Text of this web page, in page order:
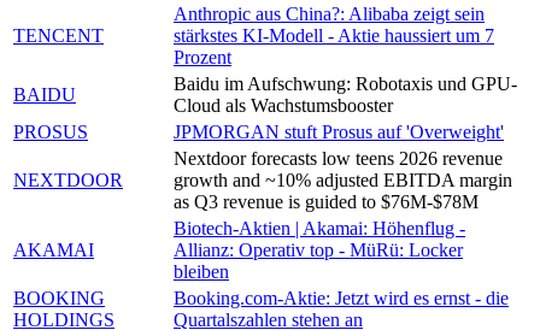
TENCENT
Anthropic aus China?: Alibaba zeigt sein
stärkstes KI-Modell - Aktie haussiert um 7
Prozent
BAIDU
Baidu im Aufschwung: Robotaxis und GPU-
Cloud als Wachstumsbooster
PROSUS
JPMORGAN stuft Prosus auf 'Overweight'
NEXTDOOR
Nextdoor forecasts low teens 2026 revenue
growth and ~10% adjusted EBITDA margin
as Q3 revenue is guided to $76M-$78M
AKAMAI
Biotech-Aktien | Akamai: Höhenflug -
Allianz: Operativ top - MüRü: Locker
bleiben
BOOKING
HOLDINGS
Booking.com-Aktie: Jetzt wird es ernst - die
Quartalszahlen stehen an